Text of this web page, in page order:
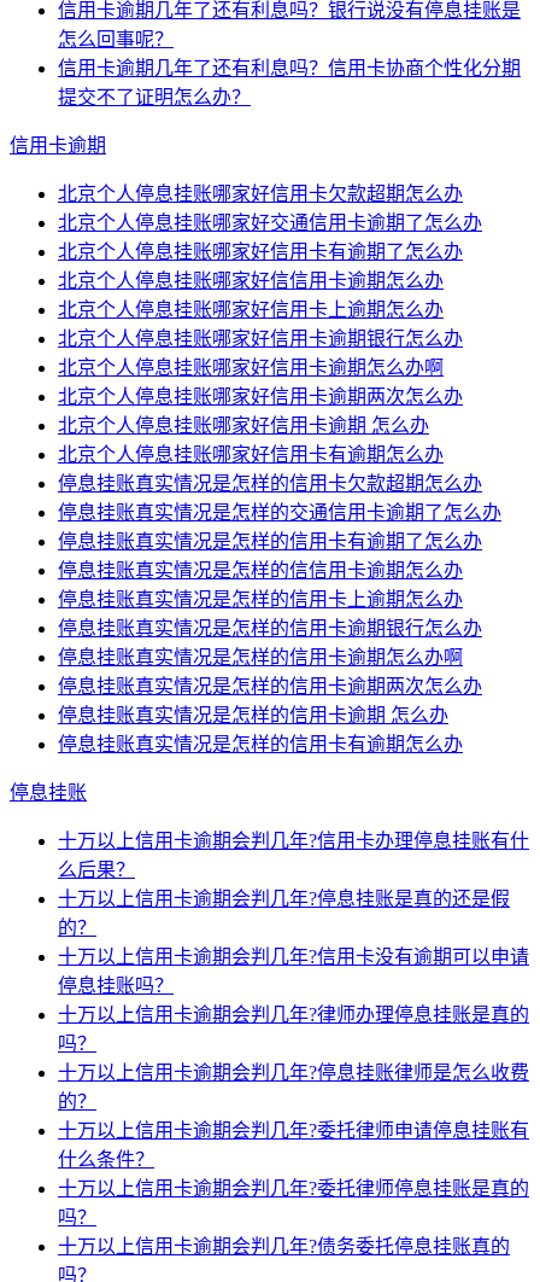
信用卡逾期几年了还有利息吗？银行说没有停息挂账是
怎么回事呢？
信用卡逾期几年了还有利息吗？信用卡协商个性化分期
提交不了证明怎么办？
信用卡逾期
北京个人停息挂账哪家好信用卡欠款超期怎么办
北京个人停息挂账哪家好交通信用卡逾期了怎么办
北京个人停息挂账哪家好信用卡有逾期了怎么办
北京个人停息挂账哪家好信信用卡逾期怎么办
北京个人停息挂账哪家好信用卡上逾期怎么办
北京个人停息挂账哪家好信用卡逾期银行怎么办
北京个人停息挂账哪家好信用卡逾期怎么办啊
北京个人停息挂账哪家好信用卡逾期两次怎么办
北京个人停息挂账哪家好信用卡逾期 怎么办
北京个人停息挂账哪家好信用卡有逾期怎么办
停息挂账真实情况是怎样的信用卡欠款超期怎么办
停息挂账真实情况是怎样的交通信用卡逾期了怎么办
停息挂账真实情况是怎样的信用卡有逾期了怎么办
停息挂账真实情况是怎样的信信用卡逾期怎么办
停息挂账真实情况是怎样的信用卡上逾期怎么办
停息挂账真实情况是怎样的信用卡逾期银行怎么办
停息挂账真实情况是怎样的信用卡逾期怎么办啊
停息挂账真实情况是怎样的信用卡逾期两次怎么办
停息挂账真实情况是怎样的信用卡逾期 怎么办
停息挂账真实情况是怎样的信用卡有逾期怎么办
停息挂账
十万以上信用卡逾期会判几年?信用卡办理停息挂账有什
么后果？
十万以上信用卡逾期会判几年?停息挂账是真的还是假
的？
十万以上信用卡逾期会判几年?信用卡没有逾期可以申请
停息挂账吗？
十万以上信用卡逾期会判几年?律师办理停息挂账是真的
吗？
十万以上信用卡逾期会判几年?停息挂账律师是怎么收费
的？
十万以上信用卡逾期会判几年?委托律师申请停息挂账有
什么条件？
十万以上信用卡逾期会判几年?委托律师停息挂账是真的
吗？
十万以上信用卡逾期会判几年?债务委托停息挂账真的
吗？